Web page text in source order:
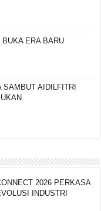
BUKA ERA BARU
SAMBUT AIDILFITRI
2026 PERKASA
INDUSTRI